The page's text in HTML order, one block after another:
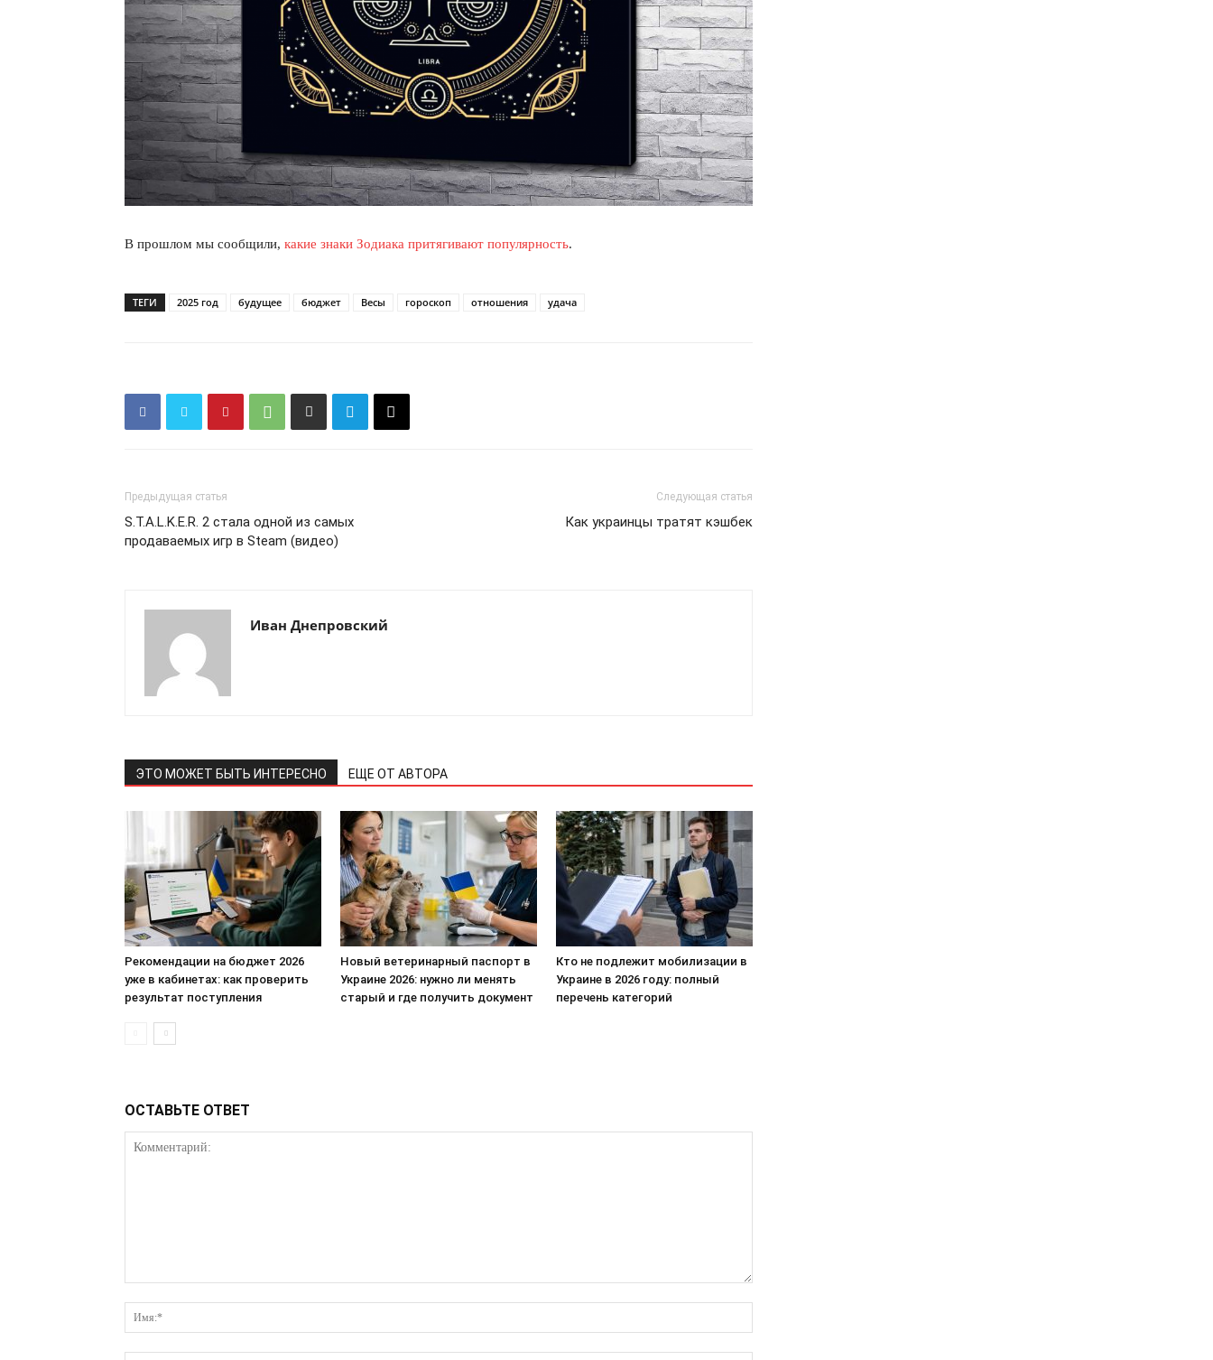
О нас
Связаться с нами
Политика конфиденциальности
Отказ от ответственности
Мой аккаунт
Реклама
Контакты
В прошлом мы сообщили, какие знаки Зодиака притягивают популярность.
ТЕГИ 2025 год будущее бюджет Весы гороскоп отношения удача
Предыдущая статья
S.T.A.L.K.E.R. 2 стала одной из самых
продаваемых игр в Steam (видео)
Следующая статья
Как украинцы тратят кэшбек
Иван Днепровский
ЭТО МОЖЕТ БЫТЬ ИНТЕРЕСНО ЕЩЕ ОТ АВТОРА
Рекомендации на бюджет 2026
уже в кабинетах: как проверить
результат поступления
Новый ветеринарный паспорт в
Украине 2026: нужно ли менять
старый и где получить документ
Кто не подлежит мобилизации в
Украине в 2026 году: полный
перечень категорий
ОСТАВЬТЕ ОТВЕТ